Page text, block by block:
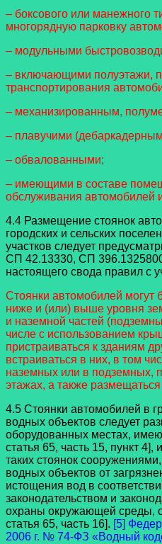
– боксового или манежного
многорядную парковку
– модульными
– включающими полуэтажи,
транспортирования
– механизированным,
– плавучими
– обвалованными;
– имеющими в составе
обслуживания автомобилей
4.4 Размещение стоянок
городских и сельских
участков следует
СП 42.13330, СП
настоящего свода правил
Стоянки автомобилей
ниже и (или) выше уровня
и наземной частей
числе с использованием
пристраиваться к зданиям
встраиваться в них, в том
наземных или в подземных,
этажах, а также
4.5 Стоянки автомобилей в
водных объектов следует
оборудованных местах,
статья 65, часть 15, пункт
таких стоянок
водных объектов от
истощения вод в
законодательством и
охраны окружающей среды,
статья 65, часть 16]. [5]
2006 г. № 74-ФЗ «Водный